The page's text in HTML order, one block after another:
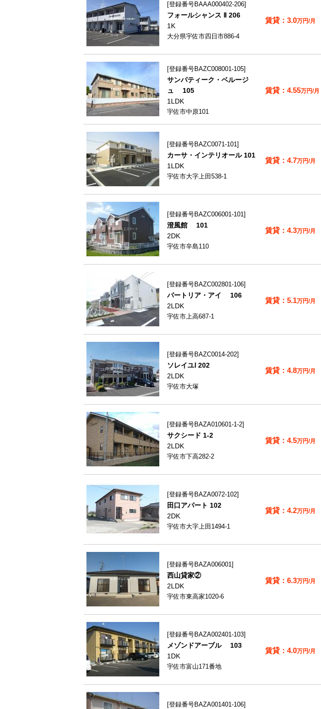
登録番号BAAA000402-206
フォールシャンス Ⅱ 206
1K
大分県宇佐市四日市886-4
3.0万円/月
登録番号BAZC008001-105
サンパティーク・ベルージ
ュ 105
1LDK
宇佐市中原101
4.55万円/月
登録番号BAZC0071-101
カーサ・インテリオール 101
1LDK
宇佐市大字上田538-1
4.7万円/月
登録番号BAZC006001-101
澄風館 101
2DK
宇佐市辛島110
4.3万円/月
登録番号BAZC002801-106
パートリア・アイ 106
2LDK
宇佐市上高687-1
5.1万円/月
登録番号BAZC0014-202
ソレイユⅠ 202
2LDK
宇佐市大塚
4.8万円/月
登録番号BAZA010601-1-2
サクシード 1-2
2LDK
宇佐市下高282-2
4.5万円/月
登録番号BAZA0072-102
田口アパート 102
2DK
宇佐市大字上田1494-1
4.2万円/月
登録番号BAZA006001
西山貸家②
2LDK
宇佐市東高家1020-6
6.3万円/月
登録番号BAZA002401-103
メゾンドアーブル 103
1DK
宇佐市富山171番地
4.0万円/月
登録番号BAZA001401-106